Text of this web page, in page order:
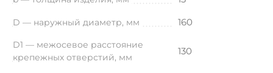
D — наружный диаметр, мм 160
D1 — межосевое расстояние
крепежных отверстий, мм
130